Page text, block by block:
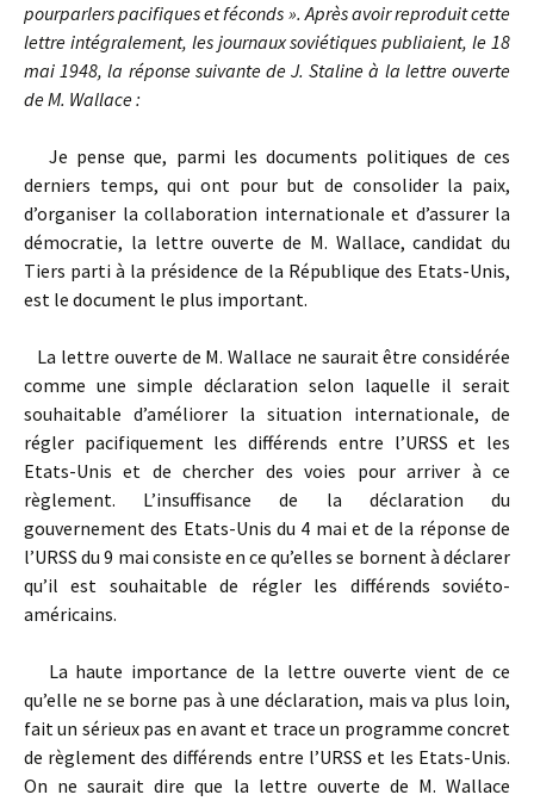
pourparlers pacifiques et féconds ». Après avoir reproduit cette
lettre intégralement, les journaux soviétiques publiaient, le 18
mai 1948, la réponse suivante de J. Staline à la lettre ouverte
de M. Wallace :
Je pense que, parmi les documents politiques de ces
derniers temps, qui ont pour but de consolider la paix,
d’organiser la collaboration internationale et d’assurer la
démocratie, la lettre ouverte de M. Wallace, candidat du
Tiers parti à la présidence de la République des Etats-Unis,
est le document le plus important.
La lettre ouverte de M. Wallace ne saurait être considérée
comme une simple déclaration selon laquelle il serait
souhaitable d’améliorer la situation internationale, de
régler pacifiquement les différends entre l’URSS et les
Etats-Unis et de chercher des voies pour arriver à ce
règlement. L’insuffisance de la déclaration du
gouvernement des Etats-Unis du 4 mai et de la réponse de
l’URSS du 9 mai consiste en ce qu’elles se bornent à déclarer
qu’il est souhaitable de régler les différends soviéto-
américains.
La haute importance de la lettre ouverte vient de ce
qu’elle ne se borne pas à une déclaration, mais va plus loin,
fait un sérieux pas en avant et trace un programme concret
de règlement des différends entre l’URSS et les Etats-Unis.
On ne saurait dire que la lettre ouverte de M. Wallace